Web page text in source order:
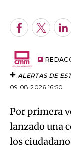
Facebook
Twitter
ALERTAS DE
09.08.2026 16:50
Por primera
lanzado una
los